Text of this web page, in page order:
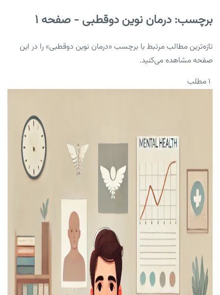
برچسب: درمان نوین دوقطبی - صفحه 1
تازه‌ترین مطالب مرتبط با برچسب «درمان نوین دوقطبی» را در این
صفحه مشاهده می‌کنید.
۱ مطلب